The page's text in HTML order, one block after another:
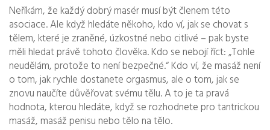
Neříkám, že každý dobrý masér musí být členem této
asociace. Ale když hledáte někoho, kdo ví, jak se chovat s
tělem, které je zraněné, úzkostné nebo citlivé – pak byste
měli hledat právě tohoto člověka. Kdo se nebojí říct: „Tohle
neudělám, protože to není bezpečné.“ Kdo ví, že masáž není
o tom, jak rychle dostanete orgasmus, ale o tom, jak se
znovu naučíte důvěřovat svému tělu. A to je ta pravá
hodnota, kterou hledáte, když se rozhodnete pro tantrickou
masáž, masáž penisu nebo tělo na tělo.